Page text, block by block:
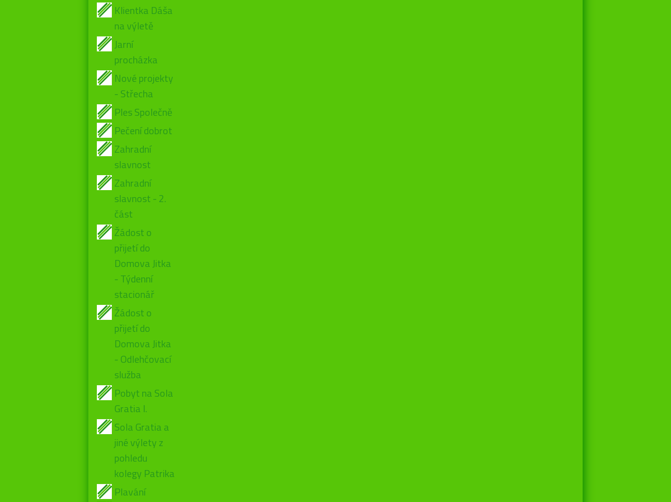
Klientka Dáša
na výletě
Jarní
procházka
Nové projekty
- Střecha
Ples Společně
Pečení dobrot
Zahradní
slavnost
Zahradní
slavnost - 2.
část
Žádost o
přijetí do
Domova Jitka
- Týdenní
stacionář
Žádost o
přijetí do
Domova Jitka
- Odlehčovací
služba
Pobyt na Sola
Gratia I.
Sola Gratia a
jiné výlety z
pohledu
kolegy Patrika
Plavání